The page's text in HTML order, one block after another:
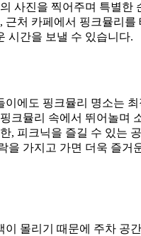
사진을 찍어주며 특별한
근처 카페에서 핑크뮬리를
시간을 보낼 수 있습니다.
이에도 핑크뮬리 명소는
크뮬리 속에서 뛰어놀며
, 피크닉을 즐길 수 있는
을 가지고 가면 더욱 즐거
이 몰리기 때문에 주차 공